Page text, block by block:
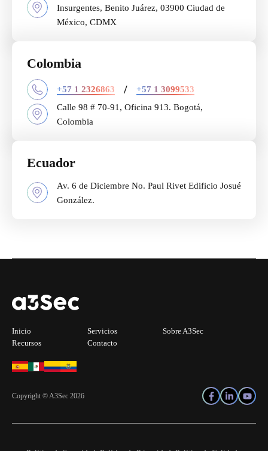
Insurgentes, Benito Juárez, 03900 Ciudad de
México, CDMX
Colombia
+57 1 2326863 /
+57 1 3099533
Calle 98 # 70-91, Oficina 913. Bogotá,
Colombia
Ecuador
Av. 6 de Diciembre No. Paul Rivet Edificio Josué
González.
Inicio Servicios
Sobre A3Sec
Recursos
Contacto
Copyright © A3Sec 2026